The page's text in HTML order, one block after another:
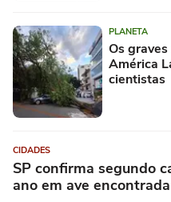
PLANETA
Os
América
cientistas
CIDADES
SP confirma segundo
ano em ave